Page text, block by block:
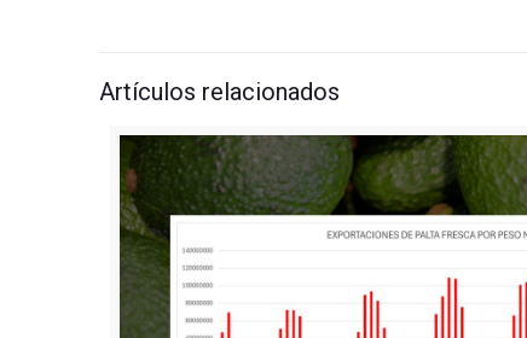
Artículos relacionados